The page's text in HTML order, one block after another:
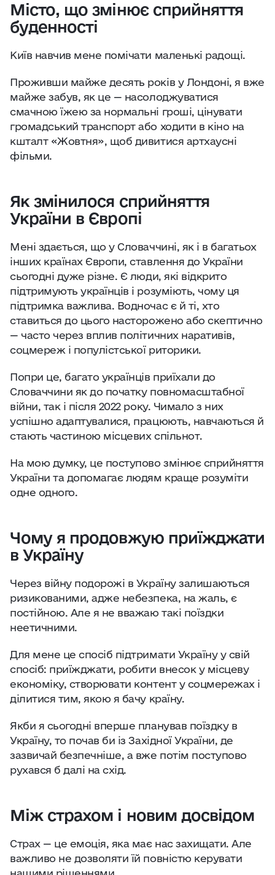
Місто, що змінює сприйняття
буденності
Київ навчив мене помічати маленькі радощі.
Проживши майже десять років у Лондоні, я вже
майже забув, як це — насолоджуватися
смачною їжею за нормальні гроші, цінувати
громадський транспорт або ходити в кіно на
кшталт «Жовтня», щоб дивитися артхаусні
фільми.
Як змінилося сприйняття
України в Європі
Мені здається, що у Словаччині, як і в багатьох
інших країнах Європи, ставлення до України
сьогодні дуже різне. Є люди, які відкрито
підтримують українців і розуміють, чому ця
підтримка важлива. Водночас є й ті, хто
ставиться до цього насторожено або скептично
— часто через вплив політичних наративів,
соцмереж і популістської риторики.
Попри це, багато українців приїхали до
Словаччини як до початку повномасштабної
війни, так і після 2022 року. Чимало з них
успішно адаптувалися, працюють, навчаються й
стають частиною місцевих спільнот.
На мою думку, це поступово змінює сприйняття
України та допомагає людям краще розуміти
одне одного.
Чому я продовжую приїжджати
в Україну
Через війну подорожі в Україну залишаються
ризикованими, адже небезпека, на жаль, є
постійною. Але я не вважаю такі поїздки
неетичними.
Для мене це спосіб підтримати Україну у свій
спосіб: приїжджати, робити внесок у місцеву
економіку, створювати контент у соцмережах і
ділитися тим, якою я бачу країну.
Якби я сьогодні вперше планував поїздку в
Україну, то почав би із Західної України, де
зазвичай безпечніше, а вже потім поступово
рухався б далі на схід.
Між страхом і новим досвідом
Страх — це емоція, яка має нас захищати. Але
важливо не дозволяти їй повністю керувати